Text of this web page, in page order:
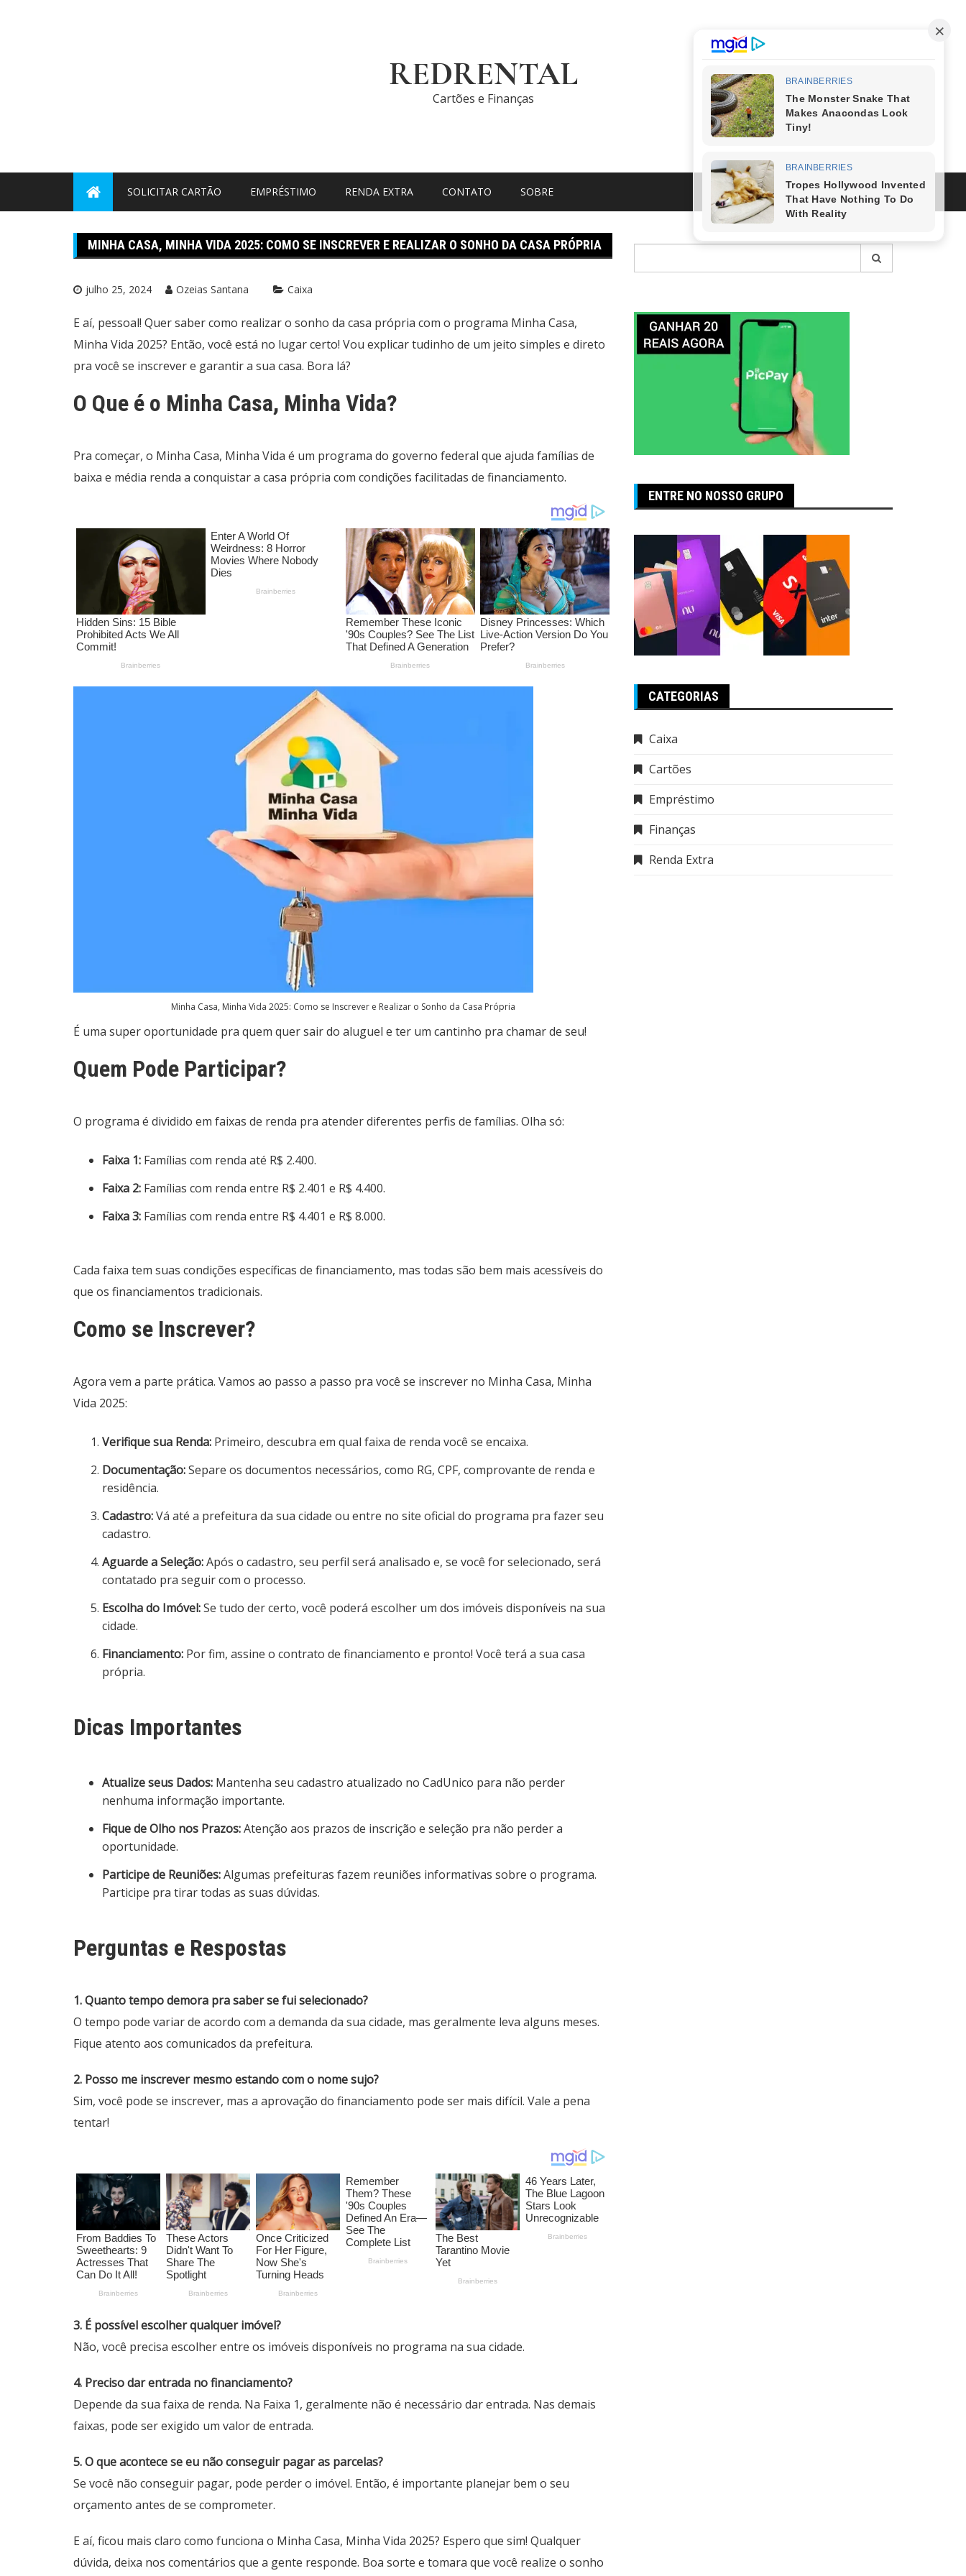
REDRENTAL
Cartões e Finanças
SOLICITAR CARTÃO EMPRÉSTIMO RENDA EXTRA CONTATO SOBRE
MINHA CASA, MINHA VIDA 2025: COMO SE INSCREVER E REALIZAR O SONHO DA CASA PRÓPRIA
julho 25, 2024 Ozeias Santana Caixa
E aí, pessoal! Quer saber como realizar o sonho da casa própria com o programa Minha Casa,
Minha Vida 2025? Então, você está no lugar certo! Vou explicar tudinho de um jeito simples e direto
pra você se inscrever e garantir a sua casa. Bora lá?
O Que é o Minha Casa, Minha Vida?
Pra começar, o Minha Casa, Minha Vida é um programa do governo federal que ajuda famílias de
baixa e média renda a conquistar a casa própria com condições facilitadas de financiamento.
Minha Casa, Minha Vida 2025: Como se Inscrever e Realizar o Sonho da Casa Própria
É uma super oportunidade pra quem quer sair do aluguel e ter um cantinho pra chamar de seu!
Quem Pode Participar?
O programa é dividido em faixas de renda pra atender diferentes perfis de famílias. Olha só:
Faixa 1: Famílias com renda até R$ 2.400.
Faixa 2: Famílias com renda entre R$ 2.401 e R$ 4.400.
Faixa 3: Famílias com renda entre R$ 4.401 e R$ 8.000.
Cada faixa tem suas condições específicas de financiamento, mas todas são bem mais acessíveis do
que os financiamentos tradicionais.
Como se Inscrever?
Agora vem a parte prática. Vamos ao passo a passo pra você se inscrever no Minha Casa, Minha
Vida 2025:
Verifique sua Renda: Primeiro, descubra em qual faixa de renda você se encaixa.
Documentação:Separe os documentos necessários, como RG, CPF, comprovante de renda e
residência.
Cadastro:Vá até a prefeitura da sua cidade ou entre no site oficial do programa pra fazer seu
cadastro.
Aguarde a Seleção:Após o cadastro, seu perfil será analisado e, se você for selecionado, será
contatado pra seguir com o processo.
Escolha do Imóvel:Se tudo der certo, você poderá escolher um dos imóveis disponíveis na sua
cidade.
Financiamento: Por fim, assine o contrato de financiamento e pronto! Você terá a sua casa
própria.
Dicas Importantes
Atualize seus Dados: Mantenha seu cadastro atualizado no CadUnico para não perder
nenhuma informação importante.
Fique de Olho nos Prazos:Atenção aos prazos de inscrição e seleção pra não perder a
oportunidade.
Participe de Reuniões:Algumas prefeituras fazem reuniões informativas sobre o programa.
Participe pra tirar todas as suas dúvidas.
Perguntas e Respostas
1. Quanto tempo demora pra saber se fui selecionado?
O tempo pode variar de acordo com a demanda da sua cidade, mas geralmente leva alguns meses.
Fique atento aos comunicados da prefeitura.
2. Posso me inscrever mesmo estando com o nome sujo?
Sim, você pode se inscrever, mas a aprovação do financiamento pode ser mais difícil. Vale a pena
tentar!
3. É possível escolher qualquer imóvel?
Não, você precisa escolher entre os imóveis disponíveis no programa na sua cidade.
4. Preciso dar entrada no financiamento?
Depende da sua faixa de renda. Na Faixa 1, geralmente não é necessário dar entrada. Nas demais
faixas, pode ser exigido um valor de entrada.
5. O que acontece se eu não conseguir pagar as parcelas?
Se você não conseguir pagar, pode perder o imóvel. Então, é importante planejar bem o seu
orçamento antes de se comprometer.
E aí, ficou mais claro como funciona o Minha Casa, Minha Vida 2025? Espero que sim! Qualquer
dúvida, deixa nos comentários que a gente responde. Boa sorte e tomara que você realize o sonho
por:
ENTRE NO NOSSO GRUPO
CATEGORIAS
Caixa
Cartões
Empréstimo
Finanças
Renda Extra